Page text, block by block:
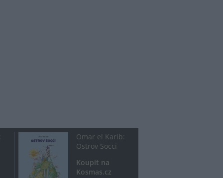
Omar el Karib:
Ostrov Socci
Koupit na
Kosmas.cz